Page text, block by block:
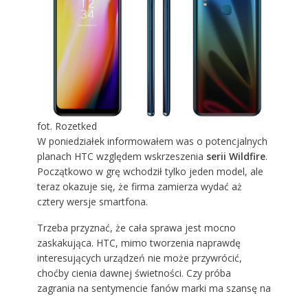
fot. Rozetked
W poniedziałek informowałem was o potencjalnych
planach HTC względem wskrzeszenia serii Wildfire.
Początkowo w grę wchodził tylko jeden model, ale
teraz okazuje się, że firma zamierza wydać aż
cztery wersje smartfona.
Trzeba przyznać, że cała sprawa jest mocno
zaskakująca. HTC, mimo tworzenia naprawdę
interesujących urządzeń nie może przywrócić,
choćby cienia dawnej świetności. Czy próba
zagrania na sentymencie fanów marki ma szansę na